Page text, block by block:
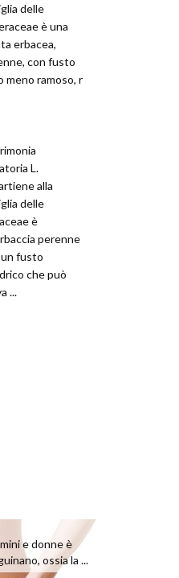
delle
è una
erbacea,
con fusto
meno ramoso, r
L.
alla
delle
è
perenne
fusto
che può
...
e donne è
ossia la ...